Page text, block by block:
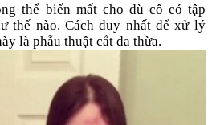
thể biến mất cho dù cô có tập
thế nào. Cách duy nhất để xử lý
là phẫu thuật cắt da thừa.